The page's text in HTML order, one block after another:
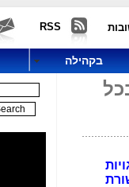
RSS
בקהילה
בכל